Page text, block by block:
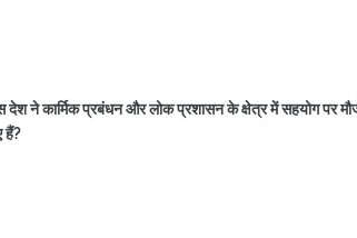
देश ने कार्मिक प्रबंधन और लोक प्रशासन के क्षेत्र में सहयोग पर
हैं?